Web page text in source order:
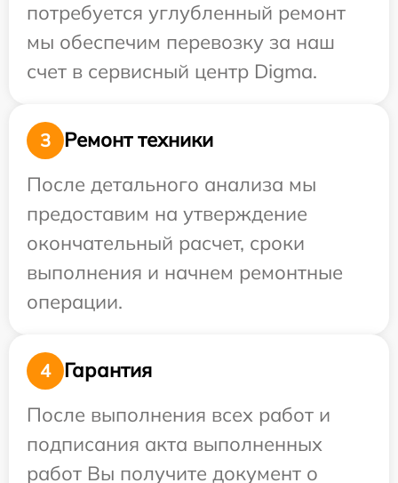
потребуется углубленный ремонт
мы обеспечим перевозку за наш
счет в сервисный центр Digma.
3
Ремонт техники
После детального анализа мы
предоставим на утверждение
окончательный расчет, сроки
выполнения и начнем ремонтные
операции.
4
Гарантия
После выполнения всех работ и
подписания акта выполненных
работ Вы получите документ о